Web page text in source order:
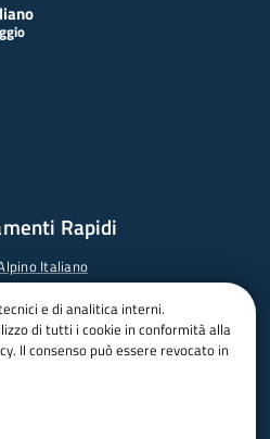
Rapidi
Italiano
Operatori
Soci
e di analitica interni.
di tutti i cookie in conformità alla
Il consenso può essere revocato in